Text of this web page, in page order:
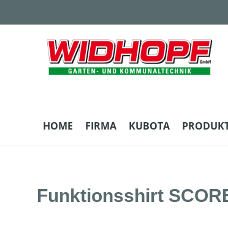
HOME FIRMA KUBOTA
Funktionsshirt